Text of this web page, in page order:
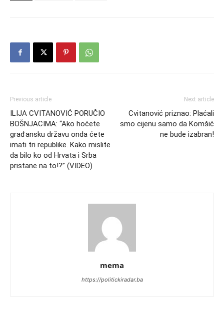
Previous article
ILIJA CVITANOVIĆ PORUČIO
BOŠNJACIMA: “Ako hoćete
građansku državu onda ćete
imati tri republike. Kako mislite
da bilo ko od Hrvata i Srba
pristane na to!?” (VIDEO)
Next article
Cvitanović priznao: Plaćali
smo cijenu samo da Komšić
ne bude izabran!
mema
https://politickiradar.ba